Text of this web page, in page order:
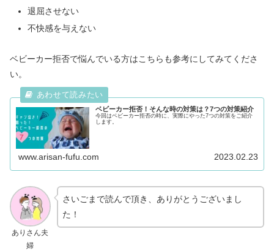
退屈させない
不快感を与えない
ベビーカー拒否で悩んでいる方はこちらも参考にしてみてくださ
い。
ベビーカー拒否！そんな時の対策は？7つの対策紹介
今回はベビーカー拒否の時に、実際にやった7つの対策をご紹介
します。
www.arisan-fufu.com 2023.02.23
ありさん夫
婦
さいごまで読んで頂き、ありがとうございまし
た！